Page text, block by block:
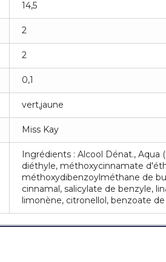
14,5
2
2
0,1
vert,jaune
Miss Kay
Ingrédients : Alcool Dénat., Aqua
diéthyle, méthoxycinnamate
méthoxydibenzoylméthane de
cinnamal, salicylate de benzyle,
limonène, citronellol, benzoate